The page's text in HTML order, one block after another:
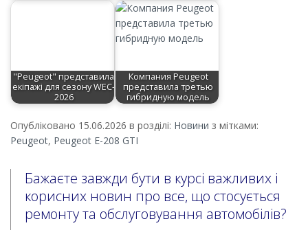
"Peugeot" представила
екіпажі для сезону WEC-
2026
Компания Peugeot
представила третью
гибридную модель
Опубліковано 15.06.2026 в розділі: Новини з мітками:
Peugeot, Peugeot E-208 GTI
Бажаєте завжди бути в курсі важливих і
корисних новин про все, що стосується
ремонту та обслуговування автомобілів?